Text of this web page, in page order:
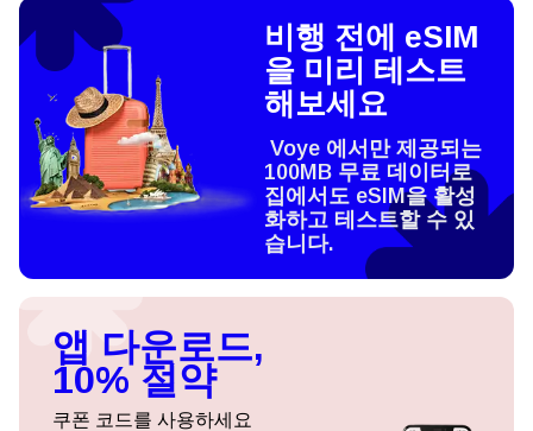
비행 전에 eSIM
을 미리 테스트
해보세요
Voye 에서만 제공되는
100MB 무료 데이터로
집에서도 eSIM을 활성
화하고 테스트할 수 있
습니다.
앱 다운로드,
10% 절약
쿠폰 코드를 사용하세요